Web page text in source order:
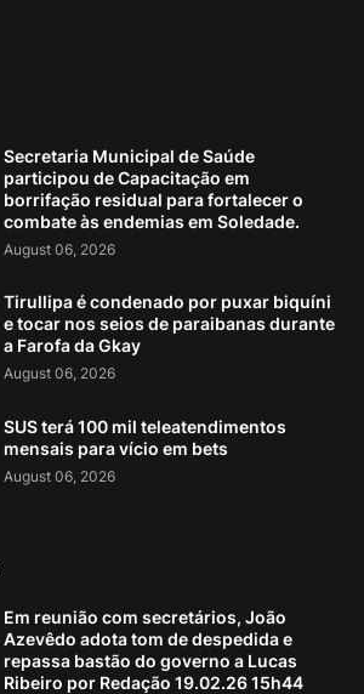
Secretaria Municipal de Saúde
participou de Capacitação em
borrifação residual para fortalecer o
combate às endemias em Soledade.
August 06, 2026
Tirullipa é condenado por puxar biquíni
e tocar nos seios de paraibanas durante
a Farofa da Gkay
August 06, 2026
SUS terá 100 mil teleatendimentos
mensais para vício em bets
August 06, 2026
Em reunião com secretários, João
Azevêdo adota tom de despedida e
repassa bastão do governo a Lucas
Ribeiro por Redação 19.02.26 15h44